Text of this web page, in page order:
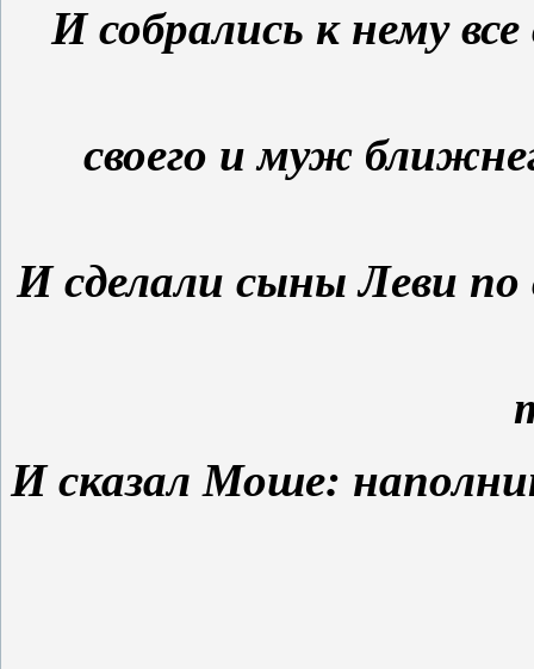
И собрались к нему
своего и муж
И сделали сыны Леви по
И сказал Моше: